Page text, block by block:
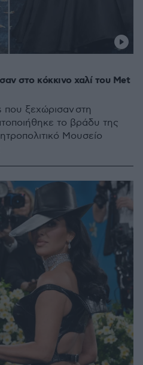
στο κόκκινο χαλί του Met
που ξεχώρισαν στη
το βράδυ της
Μουσείο